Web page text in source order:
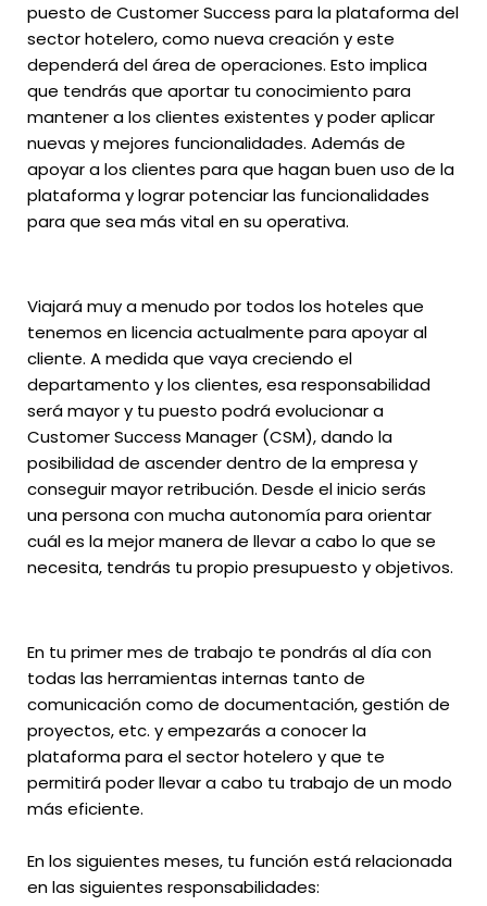
puesto de Customer Success para la plataforma del
sector hotelero, como nueva creación y este
dependerá del área de operaciones. Esto implica
que tendrás que aportar tu conocimiento para
mantener a los clientes existentes y poder aplicar
nuevas y mejores funcionalidades. Además de
apoyar a los clientes para que hagan buen uso de la
plataforma y lograr potenciar las funcionalidades
para que sea más vital en su operativa.
Viajará muy a menudo por todos los hoteles que
tenemos en licencia actualmente para apoyar al
cliente. A medida que vaya creciendo el
departamento y los clientes, esa responsabilidad
será mayor y tu puesto podrá evolucionar a
Customer Success Manager (CSM), dando la
posibilidad de ascender dentro de la empresa y
conseguir mayor retribución. Desde el inicio serás
una persona con mucha autonomía para orientar
cuál es la mejor manera de llevar a cabo lo que se
necesita, tendrás tu propio presupuesto y objetivos.
En tu primer mes de trabajo te pondrás al día con
todas las herramientas internas tanto de
comunicación como de documentación, gestión de
proyectos, etc. y empezarás a conocer la
plataforma para el sector hotelero y que te
permitirá poder llevar a cabo tu trabajo de un modo
más eficiente.
En los siguientes meses, tu función está relacionada
en las siguientes responsabilidades: